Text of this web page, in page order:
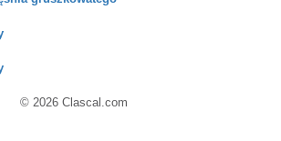
© 2026 Clascal.com